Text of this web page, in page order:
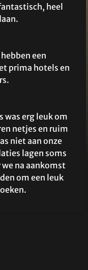
heel
een
prima hotels en
was erg leuk om
netjes en ruim
niet aan onze
lagen soms
na aankomst
om een leuk